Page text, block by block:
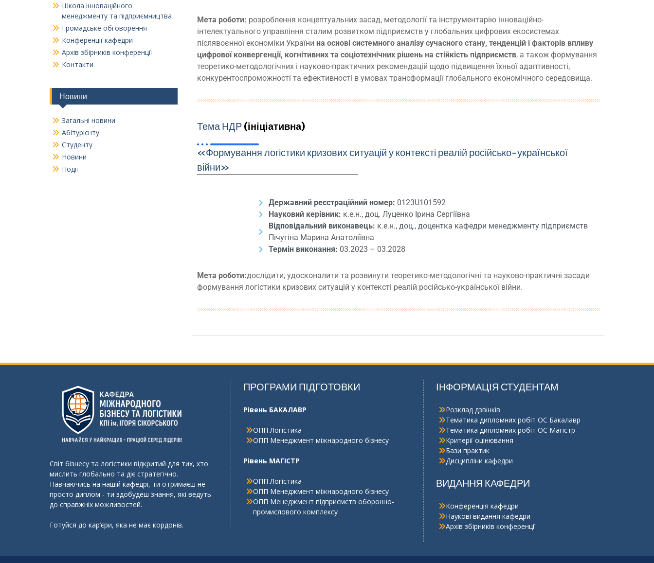
Мета роботи: розроблення концептуальних засад, методології та інструментарію інноваційно-
інтелектуального управління сталим розвитком підприємств у глобальних цифрових екосистемах
післявоєнної економіки України на основі системного аналізу сучасного стану, тенденцій і факторів впливу
цифрової конвергенції, когнітивних та соціотехнічних рішень на стійкість підприємств, а також формування
теоретико-методологічних і науково-практичних рекомендацій щодо підвищення їхньої адаптивності,
конкурентоспроможності та ефективності в умовах трансформації глобального економічного середовища.
Тема НДР (ініціативна)
«Формування логістики кризових ситуацій у контексті реалій російсько-української
війни»
Державний реєстраційний номер: 0123U101592
Науковий керівник: к.е.н., доц. Луценко Ірина Сергіївна
Відповідальний виконавець: к.е.н., доц., доцентка кафедри менеджменту підприємств
Пічугіна Марина Анатоліївна
Термін виконання: 03.2023 – 03.2028
Мета роботи:дослідити, удосконалити та розвинути теоретико-методологічні та науково-практичні засади
формування логістики кризових ситуацій у контексті реалій російсько-української війни.
Школа інноваційного
менеджменту та підприємництва
Громадське обговорення
Конференції кафедри
Архів збірників конференції
Контакти
Новини
Загальні новини
Абітурієнту
Студенту
Новини
Події
Світ бізнесу та логістики відкритий для тих, хто
мислить глобально та діє стратегічно.
Навчаючись на нашій кафедрі, ти отримаєш не
просто диплом - ти здобудеш знання, які ведуть
до справжніх можливостей.
Готуйся до кар’єри, яка не має кордонів.
ПРОГРАМИ ПІДГОТОВКИ
Рівень БАКАЛАВР
ОПП Логістика
ОПП Менеджмент міжнародного бізнесу
Рівень МАГІСТР
ОПП Логістика
ОПП Менеджмент міжнародного бізнесу
ОПП Менеджмент підприємств оборонно-
промислового комплексу
ІНФОРМАЦІЯ СТУДЕНТАМ
Розклад дзвінків
Тематика дипломних робіт ОС Бакалавр
Тематика дипломних робіт ОС Магістр
Критерії оцінювання
Бази практик
Дисципліни кафедри
ВИДАННЯ КАФЕДРИ
Конференція кафедри
Наукові видання кафедри
Архів збірників конференції